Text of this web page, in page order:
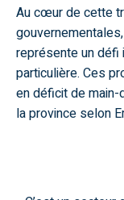
Au cœur de cette
représente un défi
particulière. Ces
en déficit de main-
la province selon